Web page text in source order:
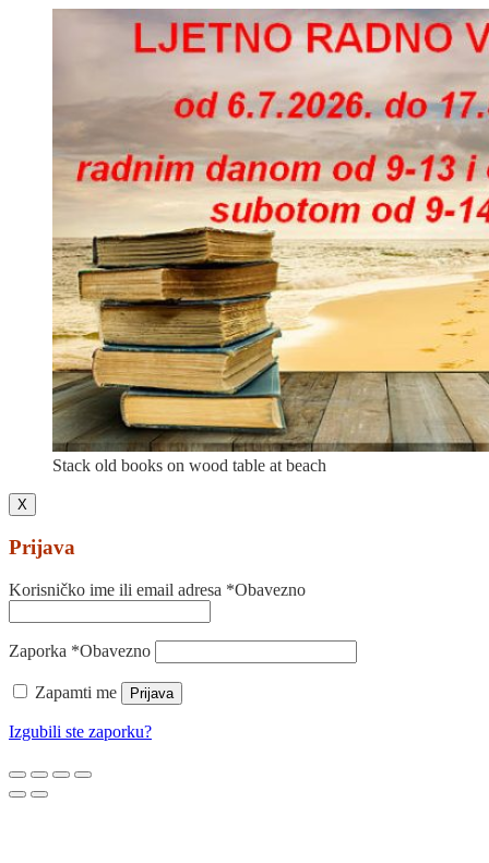
Stack old books on wood table at beach
X
Prijava
Korisničko ime ili email adresa *Obavezno
Zaporka *Obavezno
Zapamti me Prijava
Izgubili ste zaporku?